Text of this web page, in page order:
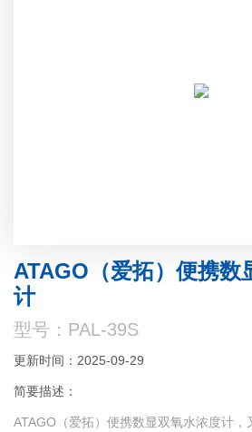
ATAGO（爱拓）便携数
计
型号：PAL-39S
更新时间：2025-09-29
简要描述：
ATAGO（爱拓）便携数显双氧水浓度计，